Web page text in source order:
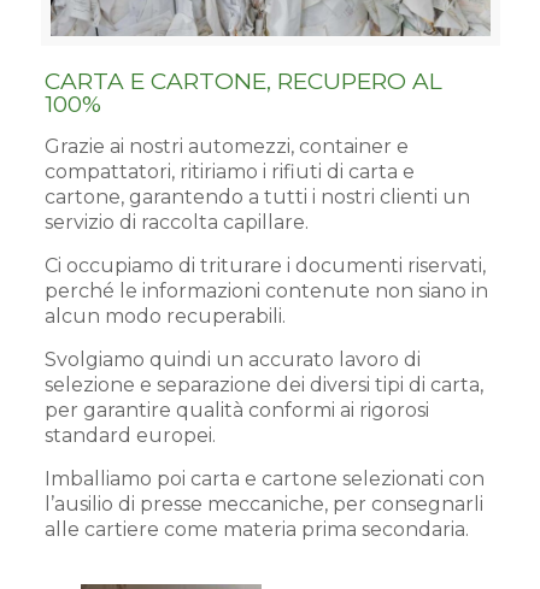
CARTA E CARTONE, RECUPERO AL
100%
Grazie ai nostri automezzi, container e
compattatori, ritiriamo i rifiuti di carta e
cartone, garantendo a tutti i nostri clienti un
servizio di raccolta capillare.
Ci occupiamo di triturare i documenti riservati,
perché le informazioni contenute non siano in
alcun modo recuperabili.
Svolgiamo quindi un accurato lavoro di
selezione e separazione dei diversi tipi di carta,
per garantire qualità conformi ai rigorosi
standard europei.
Imballiamo poi carta e cartone selezionati con
l’ausilio di presse meccaniche, per consegnarli
alle cartiere come materia prima secondaria.